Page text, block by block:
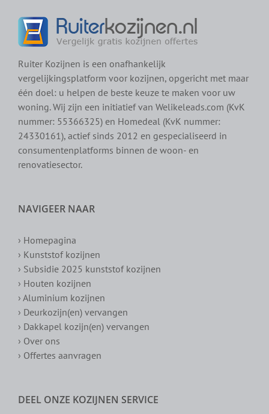
Ruiter Kozijnen is een onafhankelijk
vergelijkingsplatform voor kozijnen, opgericht met maar
één doel: u helpen de beste keuze te maken voor uw
woning. Wij zijn een initiatief van Welikeleads.com (KvK
nummer: 55366325) en Homedeal (KvK nummer:
24330161), actief sinds 2012 en gespecialiseerd in
consumentenplatforms binnen de woon- en
renovatiesector.
NAVIGEER NAAR
› Homepagina
› Kunststof kozijnen
› Subsidie 2025 kunststof kozijnen
› Houten kozijnen
› Aluminium kozijnen
› Deurkozijn(en) vervangen
› Dakkapel kozijn(en) vervangen
› Over ons
› Offertes aanvragen
DEEL ONZE KOZIJNEN SERVICE